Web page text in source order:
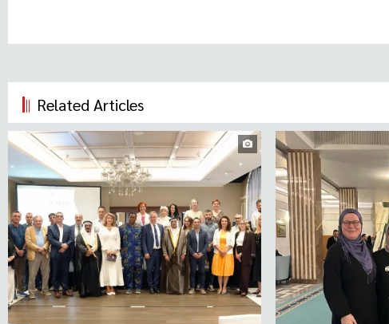
Related Articles